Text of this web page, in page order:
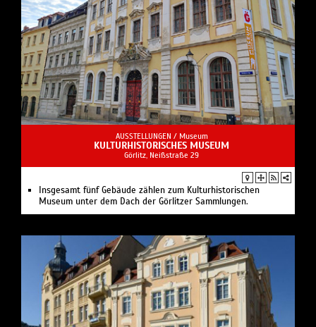
AUSSTELLUNGEN / Museum
KULTURHISTORISCHES MUSEUM
Görlitz, Neißstraße 29
Insgesamt fünf Gebäude zählen zum Kulturhistorischen
Museum unter dem Dach der Görlitzer Sammlungen.